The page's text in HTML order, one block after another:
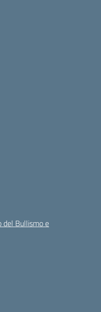
Bullismo e